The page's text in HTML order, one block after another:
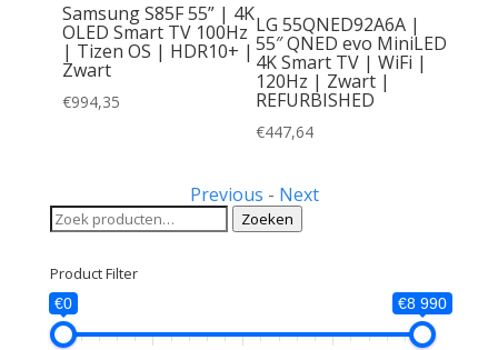
Samsung S85F 55” | 4K
OLED Smart TV 100Hz
| Tizen OS | HDR10+ |
Zwart
€994,35
LG 55QNED92A6A |
55″ QNED evo MiniLED
4K Smart TV | WiFi |
120Hz | Zwart |
REFURBISHED
€447,64
Previous - Next
Zoeken
naar:
Zoeken
Product Filter
€0 €8 990